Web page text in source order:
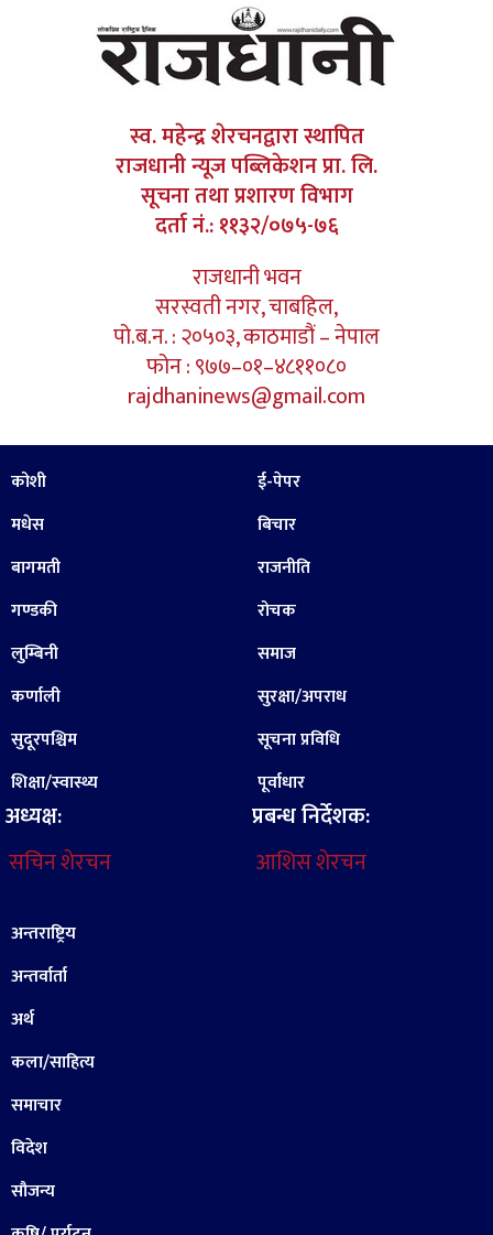
स्व. महेन्द्र शेरचनद्वारा स्थापित
राजधानी न्यूज पब्लिकेशन प्रा. लि.
सूचना तथा प्रशारण विभाग
दर्ता नं.: ११३२/०७५-७६
राजधानी भवन
सरस्वती नगर, चाबहिल,
पो.ब.न. : २०५०३, काठमाडौं – नेपाल
फोन : ९७७–०१–४८११०८०
rajdhaninews@gmail.com
कोशी
मधेस
बागमती
गण्डकी
लुम्बिनी
कर्णाली
सुदूरपश्चिम
शिक्षा/स्वास्थ्य
अध्यक्ष:
सचिन शेरचन
ई-पेपर
बिचार
राजनीति
रोचक
समाज
सुरक्षा/अपराध
सूचना प्रविधि
पूर्वाधार
प्रबन्ध निर्देशक:
आशिस शेरचन
अन्तराष्ट्रिय
अन्तर्वार्ता
अर्थ
कला/साहित्य
समाचार
विदेश
सौजन्य